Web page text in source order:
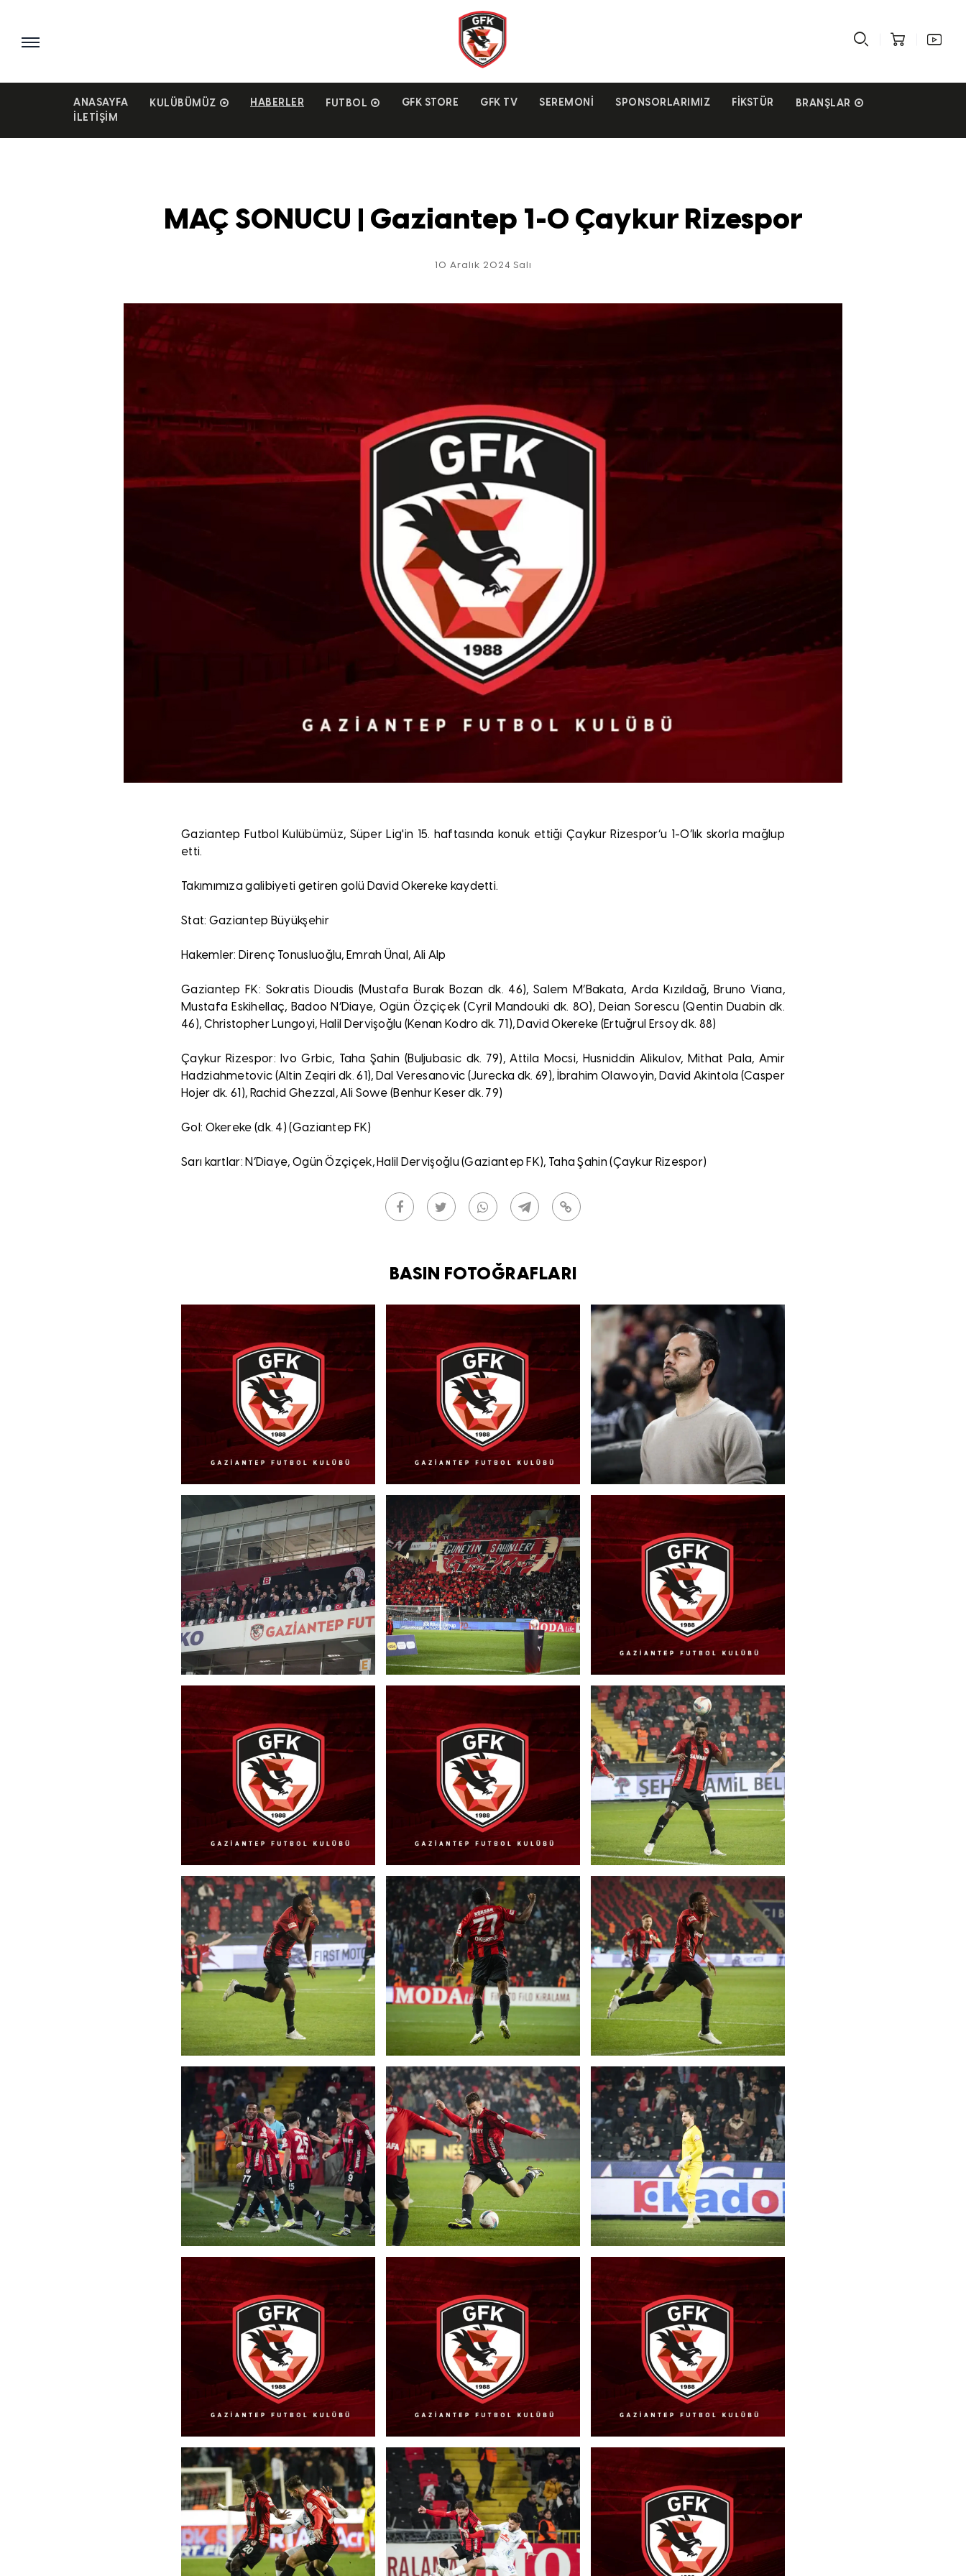
ANASAYFA KULÜBÜMÜZ HABERLER FUTBOL GFK STORE GFK TV SEREMONI SPONSORLARIMIZ FIKSTÜR
BRANŞLAR
İLETIŞIM
MAÇ SONUCU | Gaziantep 1-0 Çaykur Rizespor
10 Aralık 2024 Salı
Gaziantep Futbol Kulübümüz, Süper Lig'in 15. haftasında konuk ettiği Çaykur Rizespor’u 1-0’lık skorla mağlup
etti.
Takımımıza galibiyeti getiren golü David Okereke kaydetti.
Stat: Gaziantep Büyükşehir
Hakemler: Direnç Tonusluoğlu, Emrah Ünal, Ali Alp
Gaziantep FK: Sokratis Dioudis (Mustafa Burak Bozan dk. 46), Salem M’Bakata, Arda Kızıldağ, Bruno Viana,
Mustafa Eskihellaç, Badoo N’Diaye, Ogün Özçiçek (Cyril Mandouki dk. 80), Deian Sorescu (Qentin Duabin dk.
46), Christopher Lungoyi, Halil Dervişoğlu (Kenan Kodro dk. 71), David Okereke (Ertuğrul Ersoy dk. 88)
Çaykur Rizespor: Ivo Grbic, Taha Şahin (Buljubasic dk. 79), Attila Mocsi, Husniddin Alikulov, Mithat Pala, Amir
Hadziahmetovic (Altin Zeqiri dk. 61), Dal Veresanovic (Jurecka dk. 69), İbrahim Olawoyin, David Akintola (Casper
Hojer dk. 61), Rachid Ghezzal, Ali Sowe (Benhur Keser dk. 79)
Gol: Okereke (dk. 4) (Gaziantep FK)
Sarı kartlar: N’Diaye, Ogün Özçiçek, Halil Dervişoğlu (Gaziantep FK), Taha Şahin (Çaykur Rizespor)
BASIN FOTOĞRAFLARI